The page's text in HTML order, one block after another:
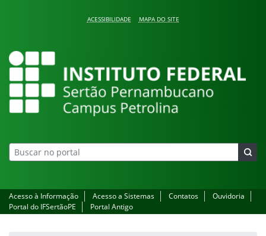
ACESSIBILIDADE MAPA DO SITE
Campus Petrolina
Acesso à Informação Acesso a Sistemas Contatos
Ouvidoria
Portal do IFSertãoPE
Portal Antigo